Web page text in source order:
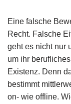
Eine falsche
Recht. Falsche
geht es nicht nur
um ihr
Existenz. Denn
bestimmt
on- wie offline.